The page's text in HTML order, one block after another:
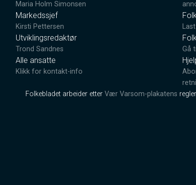
Maria Holm Simonsen
Markedssjef
Kirsti Pettersen
Utviklingsredaktør
Trond Sandnes
Alle ansatte
Klikk for kontakt-info
Gå
Folkebladet arbeider etter Vær Varsom-plakatens